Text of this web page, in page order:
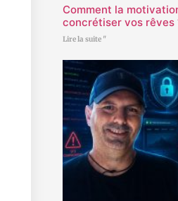
Comment la
concrétiser vos rêves
Lire la suite "